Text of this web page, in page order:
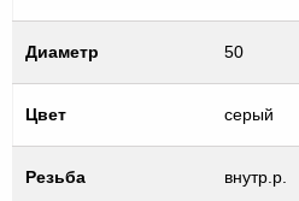
Диаметр 50
Цвет серый
Резьба внутр.р.